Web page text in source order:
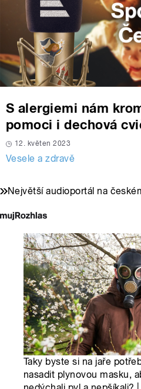
S alergiemi nám
pomoci i dechová
12. květen 2023
Vesele a zdravě
Největší audioportál na
Taky byste si na jaře
nasadit plynovou masku,